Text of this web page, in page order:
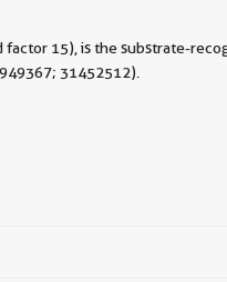
factor 15), is the substrate-
31452512).